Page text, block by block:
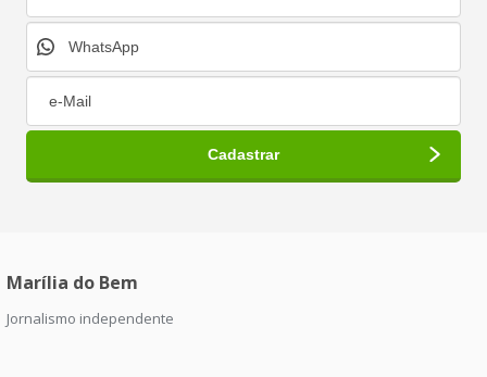
Marília do Bem
Jornalismo independente